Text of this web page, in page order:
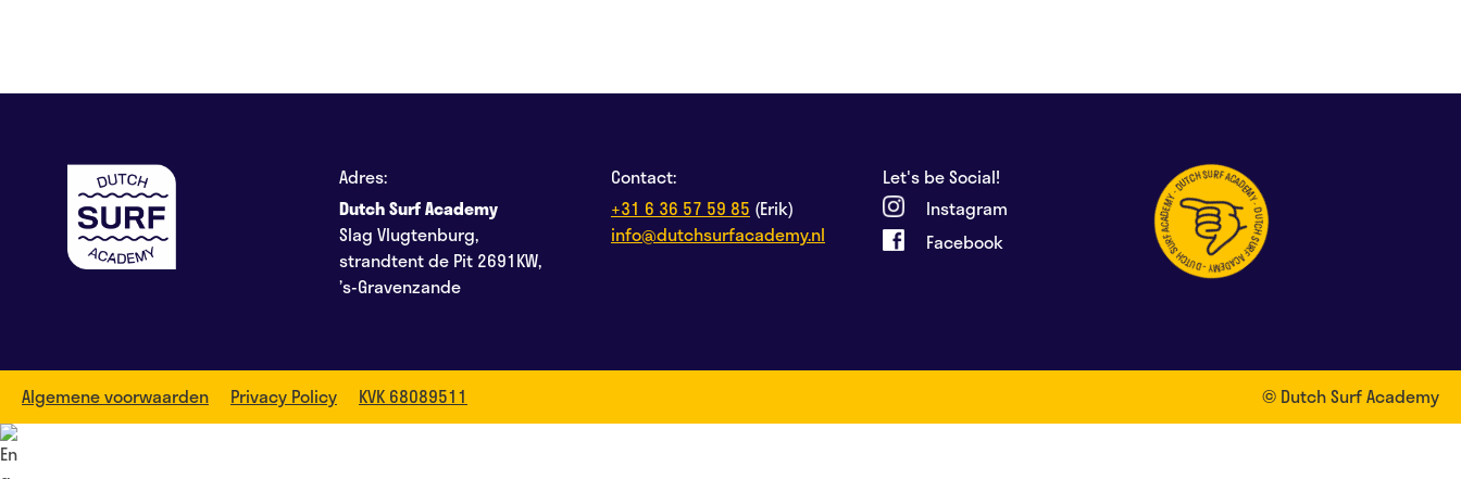
Adres:
Dutch Surf Academy
Slag Vlugtenburg,
strandtent de Pit 2691KW,
’s-Gravenzande
Contact:
+31 6 36 57 59 85 (Erik)
info@dutchsurfacademy.nl
Let's be Social!
Instagram
Facebook
Algemene voorwaarden Privacy Policy KVK 68089511 © Dutch Surf Academy